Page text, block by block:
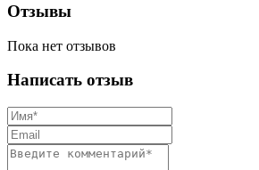
Отзывы
Пока нет отзывов
Написать отзыв